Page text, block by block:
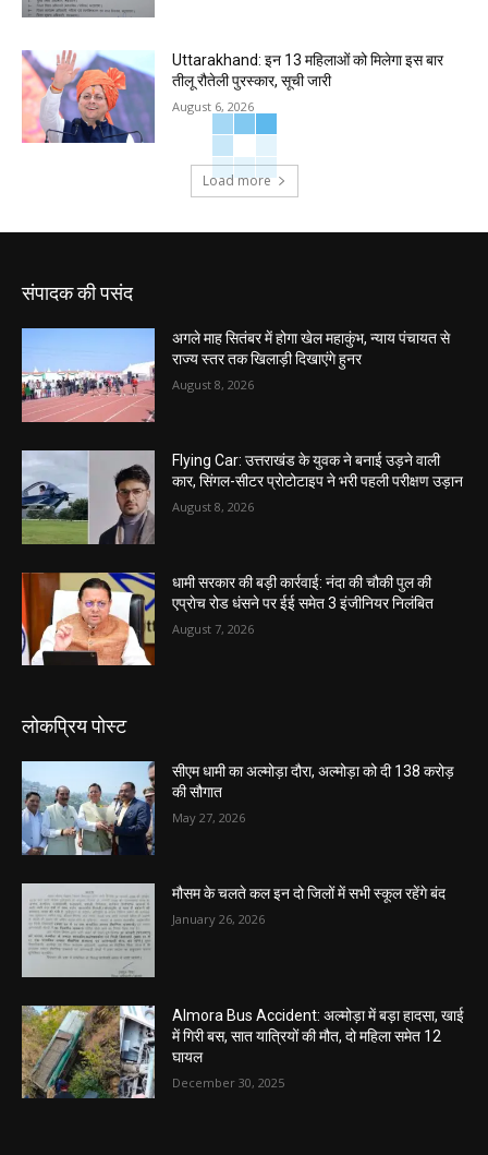
Uttarakhand: इन 13 महिलाओं को मिलेगा इस बार
तीलू रौतेली पुरस्कार, सूची जारी
August 6, 2026
Load more
संपादक की पसंद
अगले माह सितंबर में होगा खेल महाकुंभ, न्याय पंचायत से
राज्य स्तर तक खिलाड़ी दिखाएंगे हुनर
August 8, 2026
Flying Car: उत्तराखंड के युवक ने बनाई उड़ने वाली
कार, सिंगल-सीटर प्रोटोटाइप ने भरी पहली परीक्षण उड़ान
August 8, 2026
धामी सरकार की बड़ी कार्रवाई: नंदा की चौकी पुल की
एप्राेच रोड धंसने पर ईई समेत 3 इंजीनियर निलंबित
August 7, 2026
लोकप्रिय पोस्ट
सीएम धामी का अल्मोड़ा दौरा, अल्मोड़ा को दी 138 करोड़
की सौगात
May 27, 2026
मौसम के चलते कल इन दो जिलों में सभी स्कूल रहेंगे बंद
January 26, 2026
Almora Bus Accident: अल्मोड़ा में बड़ा हादसा, खाई
में गिरी बस, सात यात्रियों की मौत, दो महिला समेत 12
घायल
December 30, 2025